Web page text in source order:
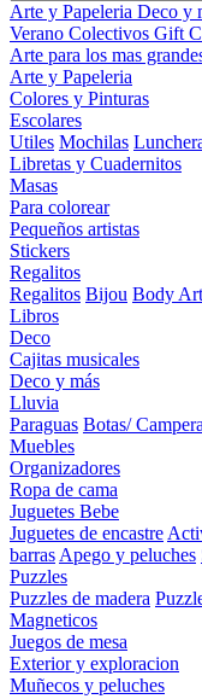
Arte y Papeleria Deco y
Verano Colectivos Gift
Arte para los mas
Arte y Papeleria
Colores y Pinturas
Escolares
Utiles Mochilas
Libretas y Cuadernitos
Masas
Para colorear
Pequeños artistas
Stickers
Regalitos
Regalitos Bijou Body Art
Libros
Deco
Cajitas musicales
Deco y más
Lluvia
Paraguas Botas/
Muebles
Organizadores
Ropa de cama
Juguetes Bebe
Juguetes de encastre
barras Apego y peluches
Puzzles
Puzzles de madera
Magneticos
Juegos de mesa
Exterior y exploracion
Muñecos y peluches